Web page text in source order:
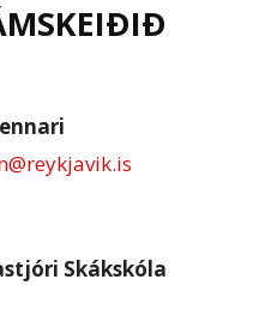
Skákskóla